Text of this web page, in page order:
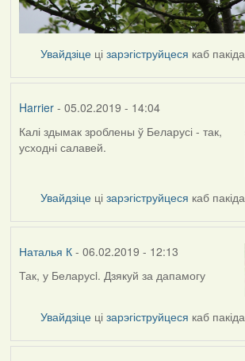
Увайдзіце цізарэгіструйцеся каб
Harrier- 05.02.2019 - 14:04
In
reply
Наталья
К
Калі здымак зроблены ў Беларусі - так,
усходні салавей.
Увайдзіце цізарэгіструйцеся каб
Наталья К- 06.02.2019 - 12:13
In
Harrier
Так, у Беларусi. Дзякуй за дапамогу
Увайдзіце цізарэгіструйцеся каб